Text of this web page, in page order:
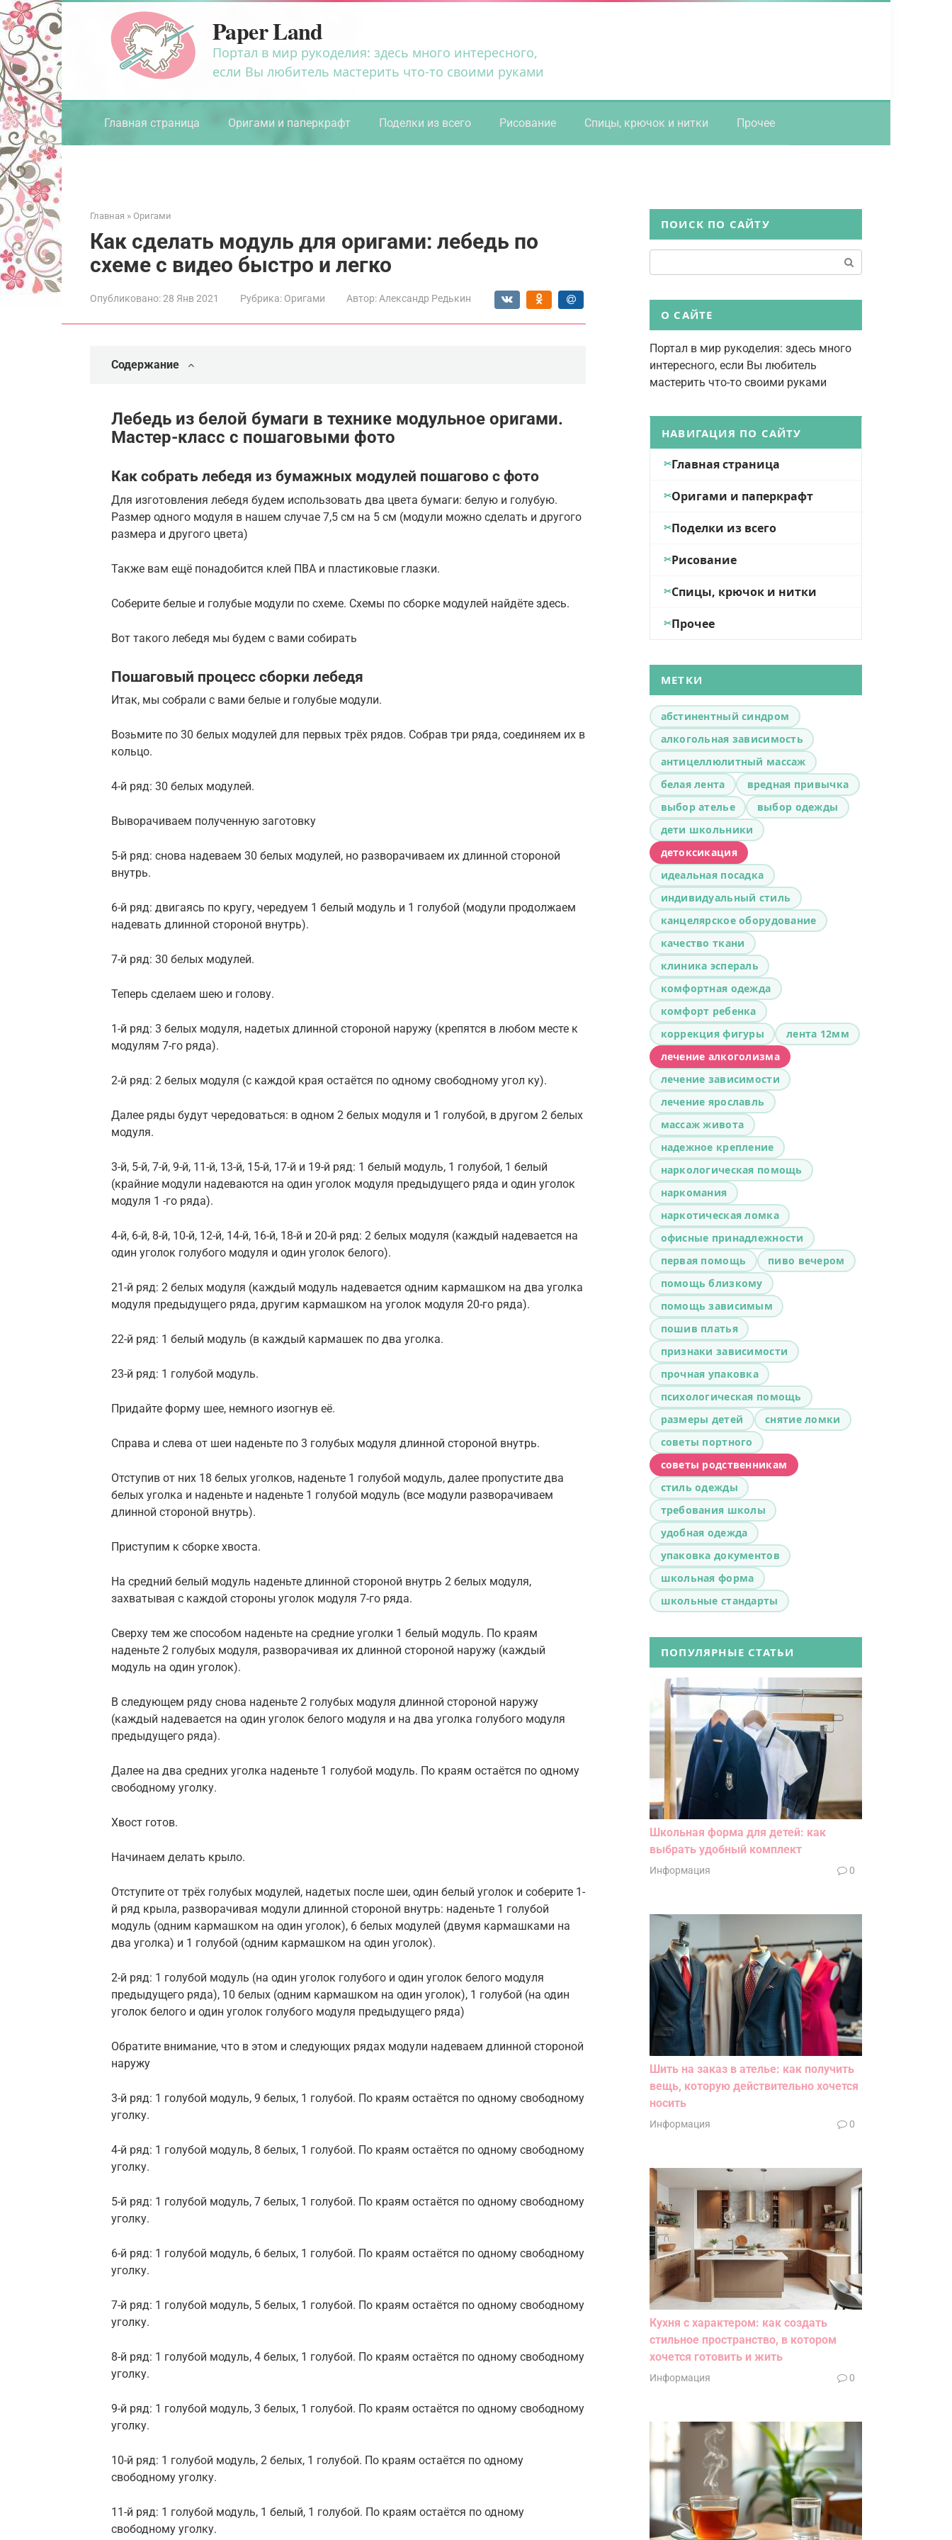
Перейти
к
контенту
Paper Land
Портал в мир рукоделия: здесь много интересного,
если Вы любитель мастерить что-то своими руками
Главная страница Оригами и паперкрафт Поделки из всего Рисование Спицы, крючок и нитки Прочее
Главная » Оригами
Как сделать модуль для оригами: лебедь по
схеме с видео быстро и легко
Опубликовано:28 Янв 2021 Рубрика: Оригами Автор: Александр Редькин
Содержание
Лебедь из белой бумаги в технике модульное оригами.
Мастер-класс с пошаговыми фото
Как собрать лебедя из бумажных модулей пошагово с фото
Для изготовления лебедя будем использовать два цвета бумаги: белую и голубую.
Размер одного модуля в нашем случае 7,5 см на 5 см (модули можно сделать и другого
размера и другого цвета)
Также вам ещё понадобится клей ПВА и пластиковые глазки.
Соберите белые и голубые модули по схеме. Схемы по сборке модулей найдёте здесь.
Вот такого лебедя мы будем с вами собирать
Пошаговый процесс сборки лебедя
Итак, мы собрали с вами белые и голубые модули.
Возьмите по 30 белых модулей для первых трёх рядов. Собрав три ряда, соединяем их в
кольцо.
4-й ряд: 30 белых модулей.
Выворачиваем полученную заготовку
5-й ряд: снова надеваем 30 белых модулей, но разворачиваем их длинной стороной
внутрь.
6-й ряд: двигаясь по кругу, чередуем 1 белый модуль и 1 голубой (модули продолжаем
надевать длинной стороной внутрь).
7-й ряд: 30 белых модулей.
Теперь сделаем шею и голову.
1-й ряд: 3 белых модуля, надетых длинной стороной наружу (крепятся в любом месте к
модулям 7-го ряда).
2-й ряд: 2 белых модуля (с каждой края остаётся по одному свободному угол ку).
Далее ряды будут чередоваться: в одном 2 белых модуля и 1 голубой, в другом 2 белых
модуля.
3-й, 5-й, 7-й, 9-й, 11-й, 13-й, 15-й, 17-й и 19-й ряд: 1 белый модуль, 1 голубой, 1 белый
(крайние модули надеваются на один уголок модуля предыдущего ряда и один уголок
модуля 1 -го ряда).
4-й, 6-й, 8-й, 10-й, 12-й, 14-й, 16-й, 18-й и 20-й ряд: 2 белых модуля (каждый надевается на
один уголок голубого модуля и один уголок белого).
21-й ряд: 2 белых модуля (каждый модуль надевается одним кармашком на два уголка
модуля предыдущего ряда, другим кармашком на уголок модуля 20-го ряда).
22-й ряд: 1 белый модуль (в каждый кармашек по два уголка.
23-й ряд: 1 голубой модуль.
Придайте форму шее, немного изогнув её.
Справа и слева от шеи наденьте по 3 голубых модуля длинной стороной внутрь.
Отступив от них 18 белых уголков, наденьте 1 голубой модуль, далее пропустите два
белых уголка и наденьте и наденьте 1 голубой модуль (все модули разворачиваем
длинной стороной внутрь).
Приступим к сборке хвоста.
На средний белый модуль наденьте длинной стороной внутрь 2 белых модуля,
захватывая с каждой стороны уголок модуля 7-го ряда.
Сверху тем же способом наденьте на средние уголки 1 белый модуль. По краям
наденьте 2 голубых модуля, разворачивая их длинной стороной наружу (каждый
модуль на один уголок).
В следующем ряду снова наденьте 2 голубых модуля длинной стороной наружу
(каждый надевается на один уголок белого модуля и на два уголка голубого модуля
предыдущего ряда).
Далее на два средних уголка наденьте 1 голубой модуль. По краям остаётся по одному
свободному уголку.
Хвост готов.
Начинаем делать крыло.
Отступите от трёх голубых модулей, надетых после шеи, один белый уголок и соберите 1-
й ряд крыла, разворачивая модули длинной стороной внутрь: наденьте 1 голубой
модуль (одним кармашком на один уголок), 6 белых модулей (двумя кармашками на
два уголка) и 1 голубой (одним кармашком на один уголок).
2-й ряд: 1 голубой модуль (на один уголок голубого и один уголок белого модуля
предыдущего ряда), 10 белых (одним кармашком на один уголок), 1 голубой (на один
уголок белого и один уголок голубого модуля предыдущего ряда)
Обратите внимание, что в этом и следующих рядах модули надеваем длинной стороной
наружу
3-й ряд: 1 голубой модуль, 9 белых, 1 голубой. По краям остаётся по одному свободному
уголку.
4-й ряд: 1 голубой модуль, 8 белых, 1 голубой. По краям остаётся по одному свободному
уголку.
5-й ряд: 1 голубой модуль, 7 белых, 1 голубой. По краям остаётся по одному свободному
уголку.
6-й ряд: 1 голубой модуль, 6 белых, 1 голубой. По краям остаётся по одному свободному
уголку.
7-й ряд: 1 голубой модуль, 5 белых, 1 голубой. По краям остаётся по одному свободному
уголку.
8-й ряд: 1 голубой модуль, 4 белых, 1 голубой. По краям остаётся по одному свободному
уголку.
9-й ряд: 1 голубой модуль, 3 белых, 1 голубой. По краям остаётся по одному свободному
уголку.
10-й ряд: 1 голубой модуль, 2 белых, 1 голубой. По краям остаётся по одному
свободному уголку.
11-й ряд: 1 голубой модуль, 1 белый, 1 голубой. По краям остаётся по одному
свободному уголку.
ПОИСК ПО САЙТУ
О САЙТЕ
Портал в мир рукоделия: здесь много
интересного, если Вы любитель
мастерить что-то своими руками
НАВИГАЦИЯ ПО САЙТУ
Главная страница
Оригами и паперкрафт
Поделки из всего
Рисование
Спицы, крючок и нитки
Прочее
МЕТКИ
абстинентный синдром
алкогольная зависимость
антицеллюлитный массаж
белая лента
вредная привычка
выбор ателье
выбор одежды
дети школьники
детоксикация
идеальная посадка
индивидуальный стиль
канцелярское оборудование
качество ткани
клиника эспераль
комфортная одежда
комфорт ребенка
коррекция фигуры
лента 12мм
лечение алкоголизма
лечение зависимости
лечение ярославль
массаж живота
надежное крепление
наркологическая помощь
наркомания
наркотическая ломка
офисные принадлежности
первая помощь
пиво вечером
помощь близкому
помощь зависимым
пошив платья
признаки зависимости
прочная упаковка
психологическая помощь
размеры детей
снятие ломки
советы портного
советы родственникам
стиль одежды
требования школы
удобная одежда
упаковка документов
школьная форма
школьные стандарты
ПОПУЛЯРНЫЕ СТАТЬИ
Школьная форма для детей: как
выбрать удобный комплект
Информация 0
Шить на заказ в ателье: как получить
вещь, которую действительно хочется
носить
Информация 0
Кухня с характером: как создать
стильное пространство, в котором
хочется готовить и жить
Информация 0